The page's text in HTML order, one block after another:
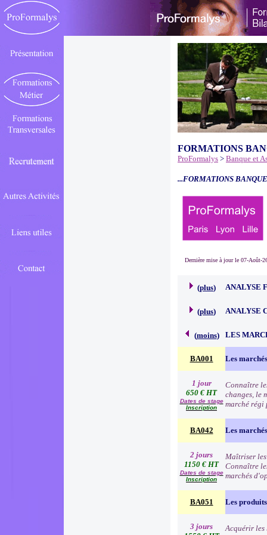
FORMATIONS
ProFormalys > Banque et
...FORMATIONS
Dernière mise à jour le 07-Août-
(plus) ANALYSE
(plus) ANALYSE
(moins) LES
BA001 Les
1 jour
650 € HT
Dates de stage
Inscription
Connaître
changes, le
marché régi
BA042 Les
2 jours
1150 € HT
Dates de stage
Inscription
Maîtriser
Connaître
marchés
BA051 Les
3 jours
Acquérir les